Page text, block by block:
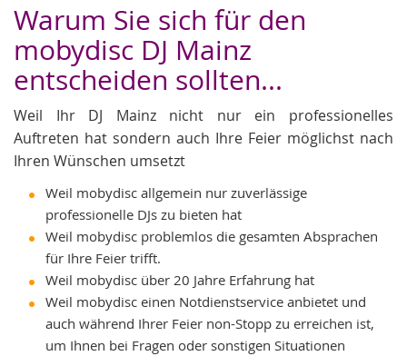
Warum Sie sich für den
mobydisc DJ Mainz
entscheiden sollten...
Weil Ihr DJ Mainz nicht nur ein professionelles
Auftreten hat sondern auch Ihre Feier möglichst nach
Ihren Wünschen umsetzt
Weil mobydisc allgemein nur zuverlässige
professionelle DJs zu bieten hat
Weil mobydisc problemlos die gesamten Absprachen
für Ihre Feier trifft.
Weil mobydisc über 20 Jahre Erfahrung hat
Weil mobydisc einen Notdienstservice anbietet und
auch während Ihrer Feier non-Stopp zu erreichen ist,
um Ihnen bei Fragen oder sonstigen Situationen